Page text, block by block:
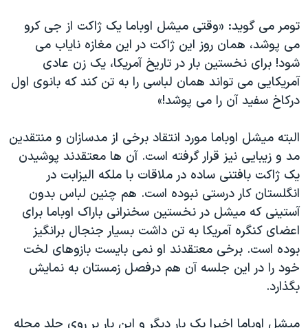
تومر می گوید: «وقتی میشل اوباما یک ژاکت از جی کرو
می پوشد، همان روز این ژاکت در این مغازه نایاب می
شود! برای نخستین بار در تاریخ آمریکا، یک زن عادی
آمریکایی می تواند همان لباسی را به تن کند که بانوی اول
درکاخ سفید آن را می پوشد!»
البته میشل اوباما مورد انتقاد برخی از مدسازان و منتقدین
مد و زیبایی نیز قرار گرفته است. آن ها معتقدند پوشیدن
یک ژاکت بافتنی ساده در ملاقات با ملکه الیزابت در
انگلستان کار درستی نبوده است. هم چنین لباس بدون
آستینی که میشل در نخستین سخنرانی باراک اوباما برای
اعضای کنگره آمریکا به تن داشت بسیار جنجال برانگیز
بوده است. برخی معتقدند او نمی بایست بازوهای لخت
خود را در این جلسه آن هم درفصل زمستان به نمایش
بگذارد.